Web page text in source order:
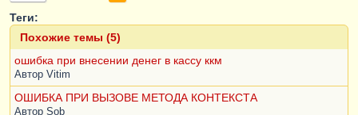
Теги:
Похожие темы (5)
ошибка при внесении денег в кассу ккм
Автор Vitim
ОШИБКА ПРИ ВЫЗОВЕ МЕТОДА КОНТЕКСТА
Автор Sob